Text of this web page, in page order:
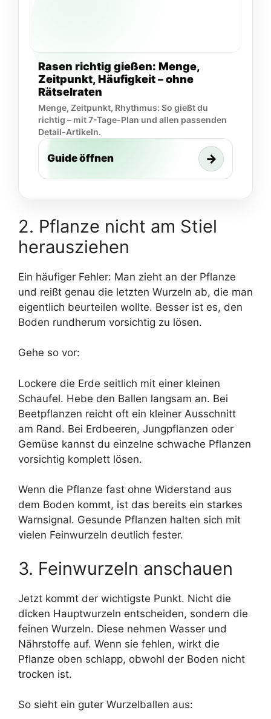
Rasen richtig gießen: Menge,
Zeitpunkt, Häufigkeit – ohne
Rätselraten
Menge, Zeitpunkt, Rhythmus: So gießt du
richtig – mit 7-Tage-Plan und allen passenden
Detail-Artikeln.
Guide öffnen →
2. Pflanze nicht am Stiel
herausziehen
Ein häufiger Fehler: Man zieht an der Pflanze
und reißt genau die letzten Wurzeln ab, die man
eigentlich beurteilen wollte. Besser ist es, den
Boden rundherum vorsichtig zu lösen.
Gehe so vor:
Lockere die Erde seitlich mit einer kleinen
Schaufel. Hebe den Ballen langsam an. Bei
Beetpflanzen reicht oft ein kleiner Ausschnitt
am Rand. Bei Erdbeeren, Jungpflanzen oder
Gemüse kannst du einzelne schwache Pflanzen
vorsichtig komplett lösen.
Wenn die Pflanze fast ohne Widerstand aus
dem Boden kommt, ist das bereits ein starkes
Warnsignal. Gesunde Pflanzen halten sich mit
vielen Feinwurzeln deutlich fester.
3. Feinwurzeln anschauen
Jetzt kommt der wichtigste Punkt. Nicht die
dicken Hauptwurzeln entscheiden, sondern die
feinen Wurzeln. Diese nehmen Wasser und
Nährstoffe auf. Wenn sie fehlen, wirkt die
Pflanze oben schlapp, obwohl der Boden nicht
trocken ist.
So sieht ein guter Wurzelballen aus: